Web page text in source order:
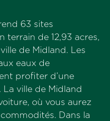
63 sites
terrain de 12,93 acres,
de Midland. Les
eaux de
profiter d’une
ville de Midland
où vous aurez
Dans la